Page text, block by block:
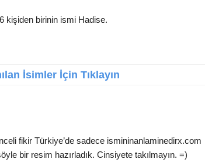
kişiden birinin ismi Hadise.
İsimler İçin Tıklayın
fikir Türkiye’de sadece ismininanlaminedirx.com
bir resim hazırladık. Cinsiyete takılmayın. =)